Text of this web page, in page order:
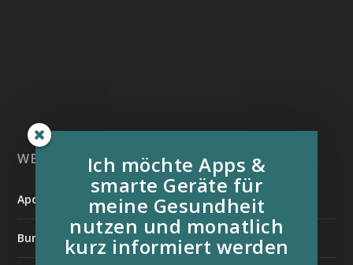
WEITERE INFORMATIONSQUELLEN:
Apotheken Umschau
Bundesverband der Organtransplantierten e.V.
Ich möchte Apps &
smarte Geräte für
meine Gesundheit
nutzen und monatlich
kurz informiert werden